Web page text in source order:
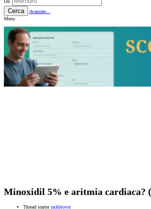
Da:
Cerca
Avanzate...
Menu
Minoxidil 5% e aritmia cardiaca?
Thread starter jackbrown